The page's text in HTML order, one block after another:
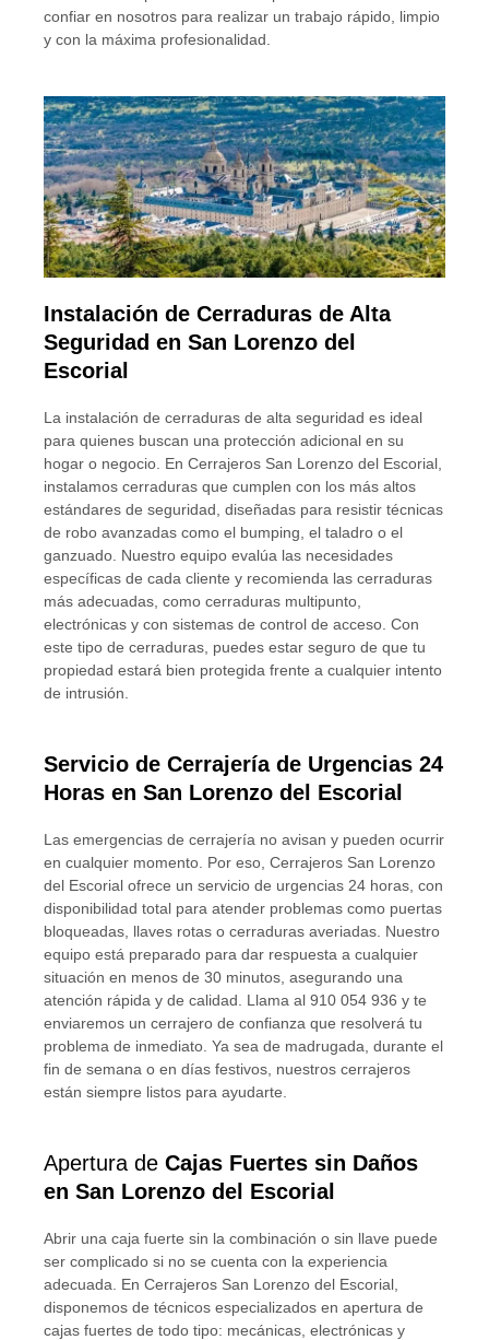
confiar en nosotros para realizar un trabajo rápido, limpio
y con la máxima profesionalidad.
Instalación de Cerraduras de Alta
Seguridad en San Lorenzo del
Escorial
La instalación de cerraduras de alta seguridad es ideal
para quienes buscan una protección adicional en su
hogar o negocio. En Cerrajeros San Lorenzo del Escorial,
instalamos cerraduras que cumplen con los más altos
estándares de seguridad, diseñadas para resistir técnicas
de robo avanzadas como el bumping, el taladro o el
ganzuado. Nuestro equipo evalúa las necesidades
específicas de cada cliente y recomienda las cerraduras
más adecuadas, como cerraduras multipunto,
electrónicas y con sistemas de control de acceso. Con
este tipo de cerraduras, puedes estar seguro de que tu
propiedad estará bien protegida frente a cualquier intento
de intrusión.
Servicio de Cerrajería de Urgencias 24
Horas en San Lorenzo del Escorial
Las emergencias de cerrajería no avisan y pueden ocurrir
en cualquier momento. Por eso, Cerrajeros San Lorenzo
del Escorial ofrece un servicio de urgencias 24 horas, con
disponibilidad total para atender problemas como puertas
bloqueadas, llaves rotas o cerraduras averiadas. Nuestro
equipo está preparado para dar respuesta a cualquier
situación en menos de 30 minutos, asegurando una
atención rápida y de calidad. Llama al 910 054 936 y te
enviaremos un cerrajero de confianza que resolverá tu
problema de inmediato. Ya sea de madrugada, durante el
fin de semana o en días festivos, nuestros cerrajeros
están siempre listos para ayudarte.
Apertura de Cajas Fuertes sin Daños
en San Lorenzo del Escorial
Abrir una caja fuerte sin la combinación o sin llave puede
ser complicado si no se cuenta con la experiencia
adecuada. En Cerrajeros San Lorenzo del Escorial,
disponemos de técnicos especializados en apertura de
cajas fuertes de todo tipo: mecánicas, electrónicas y